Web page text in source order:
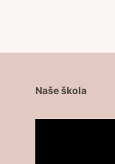
Naše škola